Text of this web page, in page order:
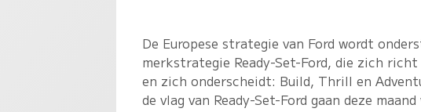
De Europese strategie van Ford wordt
merkstrategie Ready-Set-Ford, die zich
en zich onderscheidt: Build, Thrill en
de vlag van Ready-Set-Ford gaan deze